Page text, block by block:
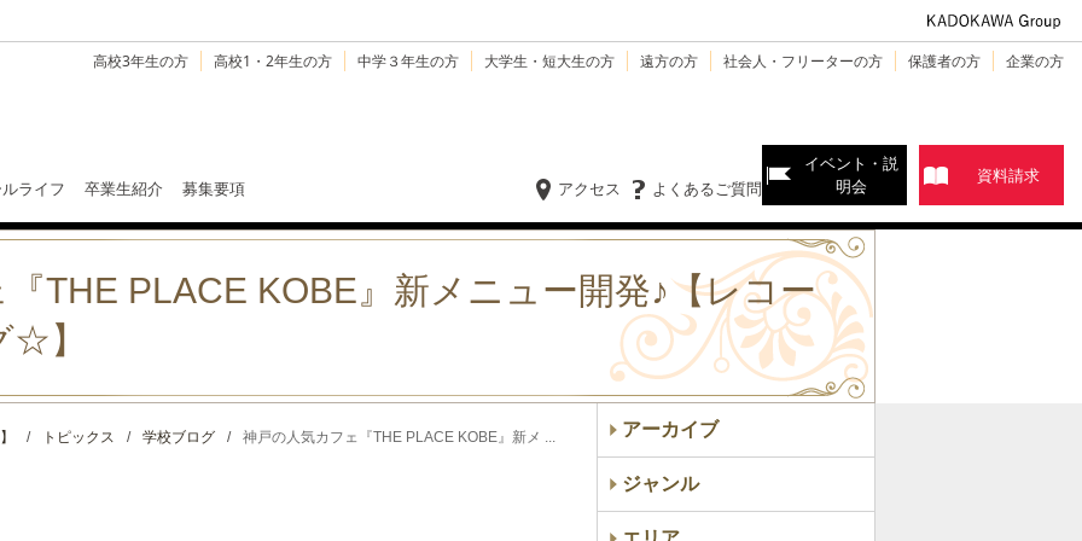
高校3年生の方 高校1・2年生の方 中学３年生の方 大学生・短大生の方 遠方の方 社会人・フリーターの方 保護者の方 企業の方
ライフ 卒業生紹介 募集要項 よくあるご質問
アクセス
イベント・説
明会
資料請求
THE PLACE KOBE』新メニュー開発♪【レコー
☆】
/ トピックス / 学校ブログ / 神戸の人気カフェ『THE PLACE KOBE』新メ ... アーカイブ
ジャンル